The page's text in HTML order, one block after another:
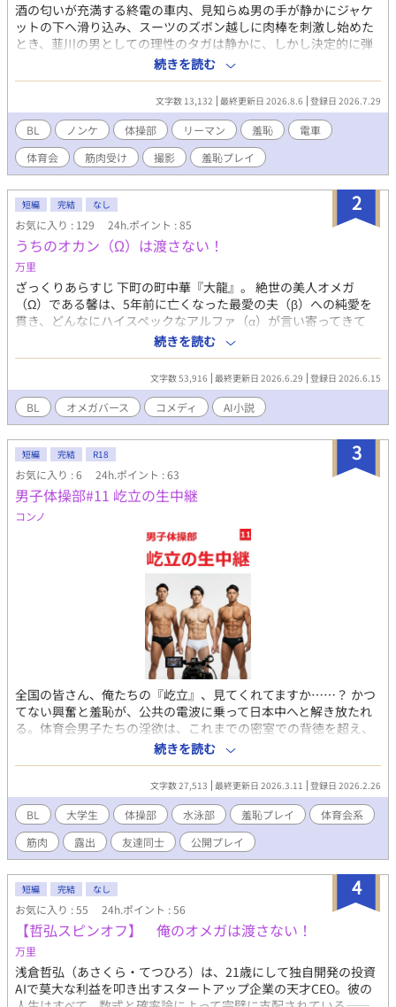
酒の匂いが充満する終電の車内、見知らぬ男の手が静かにジャケ
ットの下へ滑り込み、スーツのズボン越しに肉棒を刺激し始めた
とき、韮川の男としての理性のタガは静かに、しかし決定的に弾
け飛んだ。 元器械体操部主将、社会人3年目の韮川悠人。173cm
の逞しい肉体に分厚い大胸筋と割れた腹筋を備えた彼は、自他と
もに認めるストレートの体育会男子だ。しかし、大学時代に部活
の仲間と味わった濃厚な男同士の快楽、そして己の内に潜む底な
しの性欲は、酒が入るたびに熱い疼きとなって下半身を突き動か
していた。 そんな彼を襲う、走行中の電車内での逃げ場のない快
楽。明るい照明の下で繰り広げられる無言の痴漢プレイ。向かい
のシートからは、イケメン大学生が興奮した眼差しでスマホのカ
メラを向け、さらには偶然乗り合わせたほろ酔いの新入社員まで
もがその生々しい肉棒から目を離せずに股間を膨らませていく。
周囲の熱い視線を全身に浴びるスリルが、韮川の肉体に刻まれた
露出癖を呼び覚まし、鍛え抜かれた16cmの肉棒は我慢汁を散らし
ながら鋼のように怒張していくのだった。 さらに舞台は深夜のフ
ィットネスジムへ。ジムが制作するカレンダーのモデルに抜擢さ
れ、撮影という大義名分のもと、極薄のスパッツから漆黒のビル
パン、そしてついには完全な全裸へと剥ぎ取られていく衣服。カ
メラマンの容赦ない指示と後輩スタッフによるローション塗布、
そしてインストラクターに見つめられながらの濃密な愛撫。快楽
に負けて自らカメラに向かって肉棒をしごき、快感に顔を歪ませ
る韮川の姿には、過剰なまでに溢れ出る「体育会男子の明るい獣
欲」が凝縮されている。 恥辱に苛まれながらも、見られることで
凄まじい硬度と爆発的な射精を繰り返すノンケの淫らな淫欲。圧
倒的な肉体美と底知れぬ性欲が交錯する、怒涛の背徳エロティシ
ズムをお届けします。 （過激な描写を含むため、18歳以上の読者
に限定） 【「男子体操部シリーズ」の第17作です。これまでの作
品を先に読んでいただけると、なお一層お楽しみいただけま
す！】
続きを読む
文字数 13,132 最終更新日 2026.8.6 登録日 2026.7.29
BL ノンケ 体操部 リーマン 羞恥
電車
体育会
筋肉受け 撮影 羞恥プレイ
2
短編 完結 なし
お気に入り : 129 24h.ポイント : 85
うちのオカン（Ω）は渡さない！
万里
ざっくりあらすじ 下町の町中華『大龍』。 絶世の美人オメガ
（Ω）である馨は、5年前に亡くなった最愛の夫（β）への純愛を
貫き、どんなにハイスペックなアルファ（α）が言い寄ってきて
も、鉄壁の拒絶を続けている。 そんな馨を狙って毎日店に通い詰
め、カウンターで不毛な口喧嘩を繰り広げているのが、敏腕弁護
士の御堂と、熱血警察官の鮫島という、2人のアルファ。 しか
し、この恋にとち狂った大人たちを裏で完璧にコントロールして
いるのは、馨の12歳の息子・哲弘だった。 御堂が馨に贈ったスマ
ホをちゃっかり横流ししてもらった哲弘は、持ち前の頭脳を活か
し、馨の「無防備な寝顔写真」などを餌に、電子決済での小遣い
稼ぎや、家事労働（重い日用品の搬入や買い出し）を大人たちに
要求。 「母ちゃんを守る防波堤になりつつ、ついでにチョロいア
ルファから搾り取る」 12歳の小さなネゴシエーターによる、ハイ
スペアルファ完全コントロールビジネスがここに開幕する。 主要
キャラクター紹介 ✦ 馨（かおる）／ 42歳・Ω（オメガ） 立場：町
中華『大龍』の住み込みアルバイト。哲弘のオカン。 外見：黙っ
ていれば息を呑むほどの絶世の美人。首元には頑丈な金属製の
「番防止用カラー」、左手薬指には亡き夫との結婚指輪。 性格：
口を開けば下町のヤンキーばりにガラが悪い。 ✦ 哲弘（てつひ
ろ）／ 12歳・小学校6年生 立場：馨と順平のひとり息子。 外見：
母親譲りの涼しげで整った顔立ち。 性格：12歳とは思えないほど
冷徹、合理的、現実主義。 特徴：作中最強のキレ者。御堂から流
れてきたスマホを駆使し、母親に群がる悪いアルファたち（御
堂・鮫島）を「カモ」にして資金と物資を毟り取る、頼れる防波
堤。 ✦ 御堂 公介（みどう こうすけ）／ 38歳・α（アルファ） 立
場：敏腕弁護士。 外見：オーダーメイドスーツを着こなす眼鏡の
インテリ。 性格：冷徹で論理的（※ただし馨が絡まない時に限
る）。 特徴：馨にベタ惚れ。下心で贈ったスマホを哲弘のビジネ
スツールにされ、言い値で馨の寝顔写真を買い取る、「歩く
場：交番勤務の熱血警察官。 外見：警察の制服をはち切れんばか
りに押し上げる大胸筋の持ち主。 性格：真っ直ぐで単純、絵に描
いたような脳筋。 特徴：馨にベタ惚れ。哲弘に「現役警察官なの
に〜」と煽られるとアルファの野生が滾ってしまい、特売のドデ
カ洗剤やメンチカツを2階まで運ばされる、無償の「肉体労働担
当」。 明るいΩバースを書きたいです。
続きを読む
文字数 53,916 最終更新日 2026.6.29 登録日 2026.6.15
BL オメガバース コメディ AI小説
3
短編 完結 R18
お気に入り : 6 24h.ポイント : 63
男子体操部#11 屹立の生中継
コンノ
全国の皆さん、俺たちの『屹立』、見てくれてますか……？ ​かつ
てない興奮と羞恥が、公共の電波に乗って日本中へと解き放たれ
る。体育会男子たちの淫欲は、これまでの密室での背徳を超え、
まさかのテレビ生放送を舞台にした前代未聞の公開オナニーに！
卒業を控えた器械体操部のエース・真邊佑司、水泳部のイケメ
ン・誉田航也、そして同じく水泳部の目立ちたがり屋・小嶋邦祐
の三人が、善意の啓発番組という「隠れ蓑」の下で、自らの鍛え
抜かれた肉体と猛り狂う本能と肉棒をさらけ出す。 ​卒論提出後の
開放感に浸る彼らのもとへ舞い込んだ、大学広報課からのテレビ
番組への出演依頼。テーマは「若年男性への精巣がんの早期発見
の啓発」。しかし、その実態はカメラの前で全裸になり、睾丸セ
ルフチェックとその「反応」を全国に生中継するという、狂気と
エロティシズムが融合した放送事故寸前のワークショップ！ ​照明
の下で輝く、器械体操と水泳で作り上げられた究極の筋肉美。浮
き出る血管、激しく躍動する大胸筋、そして隠しようもなく「屹
立」してしまった野太いモノ――。アナウンサーの執拗な接触に
よる事前リハーサルで、彼らのノンケとしての理性を超えた「オ
ス」のスイッチが入ってしまう。本番の合図とともに、三人は全
国の視聴者という見えない視線の嵐に晒されながら、自分の指先
続きを読む
文字数 27,513 最終更新日 2026.3.11 登録日 2026.2.26
BL 大学生 体操部 水泳部 羞恥プレイ
体育会系
筋肉
露出 友達同士 公開プレイ
4
短編 完結 なし
お気に入り : 55 24h.ポイント : 56
【哲弘スピンオフ】 俺のオメガは渡さない！
万里
浅倉哲弘（あさくら・てつひろ）は、21歳にして独自開発の投資
AIで莫大な利益を叩き出すスタートアップ企業の天才CEO。彼の